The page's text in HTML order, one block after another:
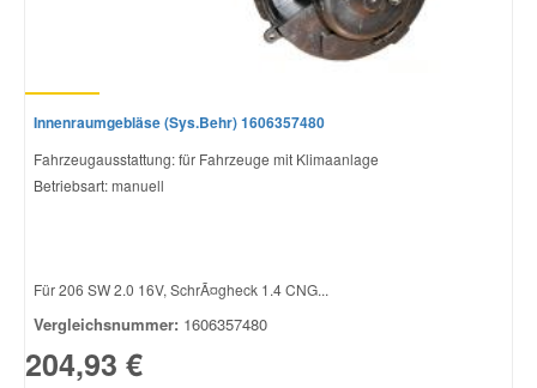
Innenraumgebläse (Sys.Behr) 1606357480
Fahrzeugausstattung: für Fahrzeuge mit Klimaanlage
Betriebsart: manuell
Für 206 SW 2.0 16V, SchrÃ¤gheck 1.4 CNG...
Vergleichsnummer: 1606357480
204,93 €